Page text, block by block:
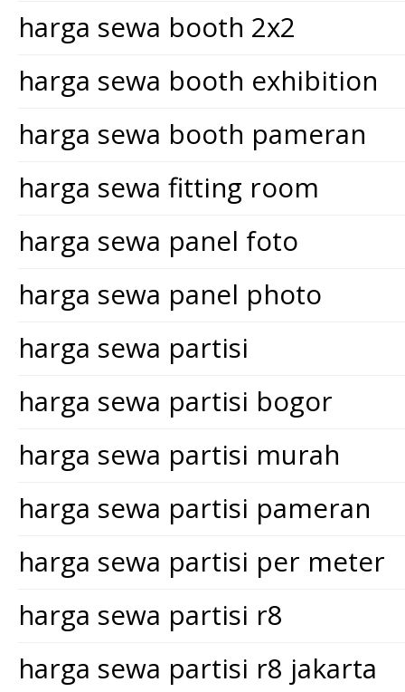
harga sewa booth 2x2
harga sewa booth exhibition
harga sewa booth pameran
harga sewa fitting room
harga sewa panel foto
harga sewa panel photo
harga sewa partisi
harga sewa partisi bogor
harga sewa partisi murah
harga sewa partisi pameran
harga sewa partisi per meter
harga sewa partisi r8
harga sewa partisi r8 jakarta